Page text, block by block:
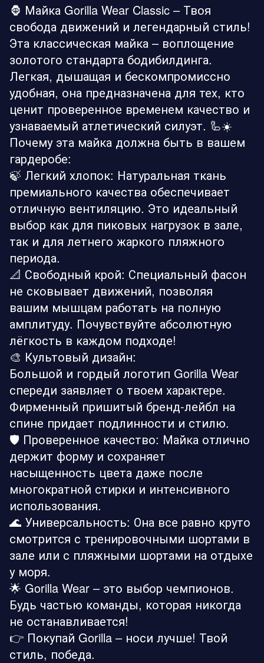
🦍 Майка Gorilla Wear Classic – Твоя
свобода движений и легендарный стиль!
Эта классическая майка – воплощение
золотого стандарта бодибилдинга.
Легкая, дышащая и бескомпромиссно
удобная, она предназначена для тех, кто
ценит проверенное временем качество и
узнаваемый атлетический силуэт. 🦾☀️
Почему эта майка должна быть в вашем
гардеробе:
🍃 Легкий хлопок: Натуральная ткань
премиального качества обеспечивает
отличную вентиляцию. Это идеальный
выбор как для пиковых нагрузок в зале,
так и для летнего жаркого пляжного
периода.
📐 Свободный крой: Специальный фасон
не сковывает движений, позволяя
вашим мышцам работать на полную
амплитуду. Почувствуйте абсолютную
лёгкость в каждом подходе!
🎨 Культовый дизайн:
Большой и гордый логотип Gorilla Wear
спереди заявляет о твоем характере.
Фирменный пришитый бренд-лейбл на
спине придает подлинности и стилю.
🛡️ Проверенное качество: Майка отлично
держит форму и сохраняет
насыщенность цвета даже после
многократной стирки и интенсивного
использования.
🌊 Универсальность: Она все равно круто
смотрится с тренировочными шортами в
зале или с пляжными шортами на отдыхе
у моря.
🌟 Gorilla Wear – это выбор чемпионов.
Будь частью команды, которая никогда
не останавливается!
👉 Покупай Gorilla – носи лучше! Твой
стиль, победа.